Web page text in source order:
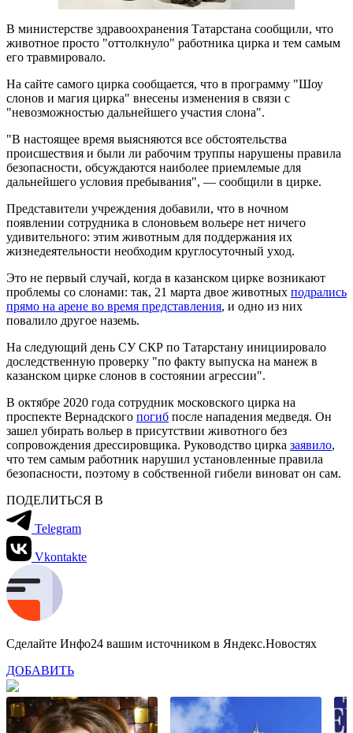
В министерстве здравоохранения Татарстана сообщили, что
животное просто "оттолкнуло" работника цирка и тем самым
его травмировало.
На сайте самого цирка сообщается, что в программу "Шоу
слонов и магия цирка" внесены изменения в связи с
"невозможностью дальнейшего участия слона".
"В настоящее время выясняются все обстоятельства
происшествия и были ли рабочим труппы нарушены правила
безопасности, обсуждаются наиболее приемлемые для
дальнейшего условия пребывания", — сообщили в цирке.
Представители учреждения добавили, что в ночном
появлении сотрудника в слоновьем вольере нет ничего
удивительного: этим животным для поддержания их
жизнедеятельности необходим круглосуточный уход.
Это не первый случай, когда в казанском цирке возникают
проблемы со слонами: так, 21 марта двое животных подрались
прямо на арене во время представления, и одно из них
повалило другое наземь.
На следующий день СУ СКР по Татарстану инициировало
доследственную проверку "по факту выпуска на манеж в
казанском цирке слонов в состоянии агрессии".
В октябре 2020 года сотрудник московского цирка на
проспекте Вернадского погиб после нападения медведя. Он
зашел убирать вольер в присутствии животного без
сопровождения дрессировщика. Руководство цирка заявило,
что тем самым работник нарушил установленные правила
безопасности, поэтому в собственной гибели виноват он сам.
ПОДЕЛИТЬСЯ В
Telegram
Vkontakte
Сделайте Инфо24 вашим источником в Яндекс.Новостях
ДОБАВИТЬ